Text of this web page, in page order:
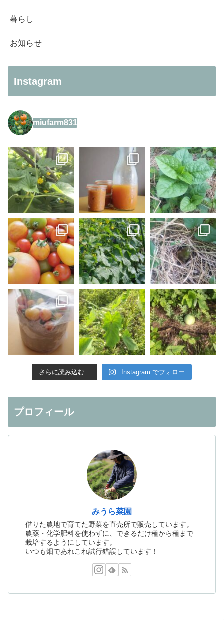
暮らし
お知らせ
Instagram
miufarm831
さらに読み込む... Instagram でフォロー
プロフィール
みうら菜園
借りた農地で育てた野菜を直売所で販売しています。
農薬・化学肥料を使わずに、できるだけ種から種まで
栽培するようにしています。
いつも畑であれこれ試行錯誤しています！